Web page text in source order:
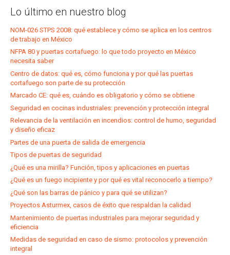
Lo último en nuestro blog
NOM-026 STPS 2008: qué establece y cómo se aplica en los centros
de trabajo en México
NFPA 80 y puertas cortafuego: lo que todo proyecto en México
necesita saber
Centro de datos: qué es, cómo funciona y por qué las puertas
cortafuego son parte de su protección
Marcado CE: qué es, cuándo es obligatorio y cómo se obtiene
Seguridad en cocinas industriales: prevención y protección integral
Relevancia de la ventilación en incendios: control de humo, seguridad
y diseño eficaz
Partes de una puerta de salida de emergencia
Tipos de puertas de seguridad
¿Qué es una mirilla? Función, tipos y aplicaciones en puertas
¿Qué es un fuego incipiente y por qué es vital reconocerlo a tiempo?
¿Qué son las barras de pánico y para qué se utilizan?
Proyectos Asturmex, casos de éxito que respaldan la calidad
Mantenimiento de puertas industriales para mejorar seguridad y
eficiencia
Medidas de seguridad en caso de sismo: protocolos y prevención
integral